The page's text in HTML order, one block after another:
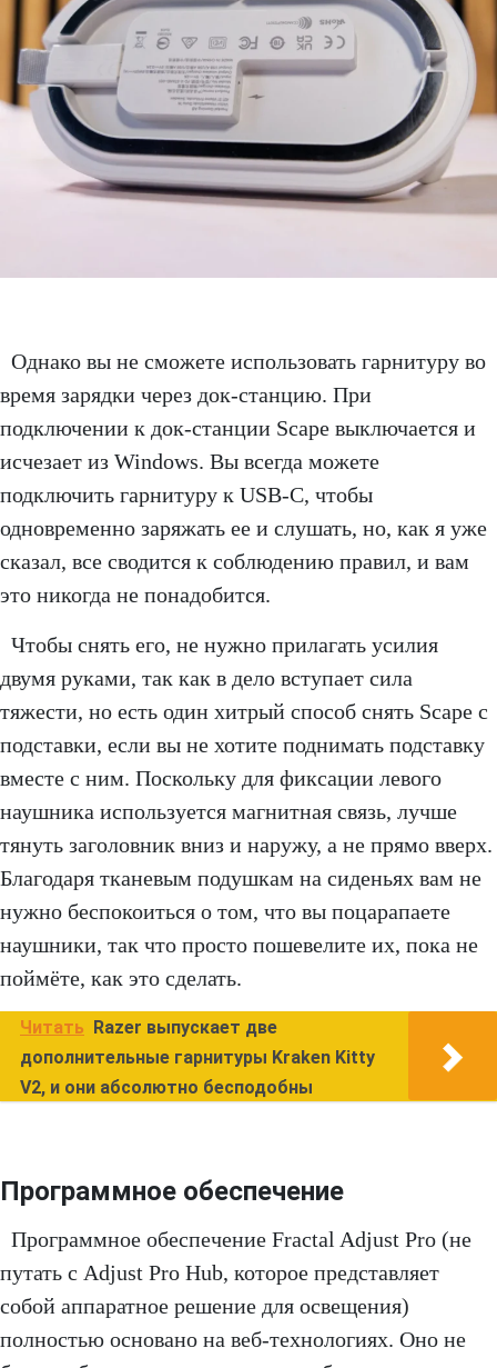
Однако вы не сможете использовать гарнитуру во
время зарядки через док-станцию. При
подключении к док-станции Scape выключается и
исчезает из Windows. Вы всегда можете
подключить гарнитуру к USB-C, чтобы
одновременно заряжать ее и слушать, но, как я уже
сказал, все сводится к соблюдению правил, и вам
это никогда не понадобится.
Чтобы снять его, не нужно прилагать усилия
двумя руками, так как в дело вступает сила
тяжести, но есть один хитрый способ снять Scape с
подставки, если вы не хотите поднимать подставку
вместе с ним. Поскольку для фиксации левого
наушника используется магнитная связь, лучше
тянуть заголовник вниз и наружу, а не прямо вверх.
Благодаря тканевым подушкам на сиденьях вам не
нужно беспокоиться о том, что вы поцарапаете
наушники, так что просто пошевелите их, пока не
поймёте, как это сделать.
Читать
Razer выпускает две
дополнительные гарнитуры Kraken Kitty
V2, и они абсолютно бесподобны
Программное обеспечение
Программное обеспечение Fractal Adjust Pro (не
путать с Adjust Pro Hub, которое представляет
собой аппаратное решение для освещения)
полностью основано на веб-технологиях. Оно не